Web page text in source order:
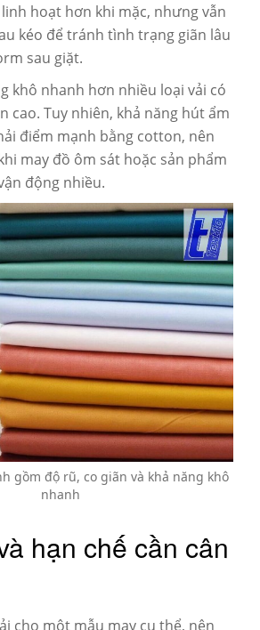
hoạt hơn khi mặc, nhưng vẫn
kéo để tránh tình trạng giãn lâu
sau giặt.
khô nhanh hơn nhiều loại vải có
cao. Tuy nhiên, khả năng hút ẩm
điểm mạnh bằng cotton, nên
may đồ ôm sát hoặc sản phẩm
động nhiều.
gồm độ rũ, co giãn và khả năng khô
nhanh
hạn chế cần cân
cho một mẫu may cụ thể, nên